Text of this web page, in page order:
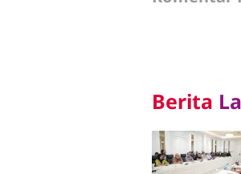
Berita